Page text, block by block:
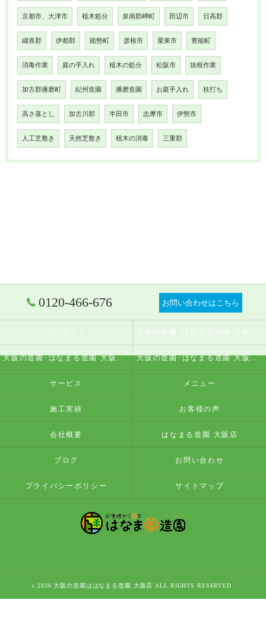
京都市、大津市 植木処分 泉南郡岬町 田辺市 日高郡
綴喜郡 伊都郡 能勢町 彦根市 栗東市 豊能町
消毒作業 庭の手入れ 植木の処分 松阪市 抜根作業
加古郡播磨町 紀州造園 播磨造園 お庭手入れ 枝打ち
高さ落とし 加古川郡 半田市 志摩市 伊勢市
人工芝敷き 天然芝敷き 植木の消毒 三重郡
0120-466-676 お問い合わせはこちら
コンセプト
大阪の造園･はなまる造園 大阪店の評判 大阪の造園･はなまる造園 大阪店のお客様の声
サービス メニュー
施工実績 お客様の声
会社概要 はなまる造園 大阪店
ブログ お問い合わせ
プライバシーポリシー サイトマップ
c 2026 大阪の造園ははなまる造園 大阪店 ALL RIGHTS RESERVED.